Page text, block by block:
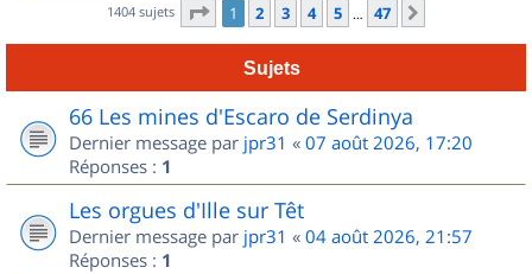
1404 sujets Page 1sur
1 2 3 4 5 … 47
Sujets
66 Les mines d'Escaro de Serdinya
Dernier message par jpr31 « 07 août 2026, 17:20
Réponses : 1
Les orgues d'Ille sur Têt
Dernier message par jpr31 « 04 août 2026, 21:57
Réponses : 1